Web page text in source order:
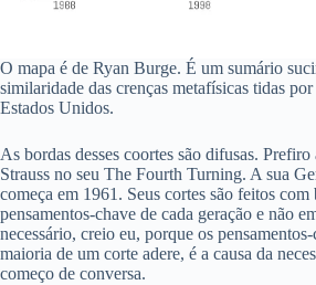
O mapa é de Ryan Burge. É um sumário
similaridade das crenças metafísicas tidas
Estados Unidos.
As bordas desses coortes são difusas.
Strauss no seu The Fourth Turning. A sua
começa em 1961. Seus cortes são feitos com
pensamentos-chave de cada geração e não
necessário, creio eu, porque os
maioria de um corte adere, é a causa da
começo de conversa.